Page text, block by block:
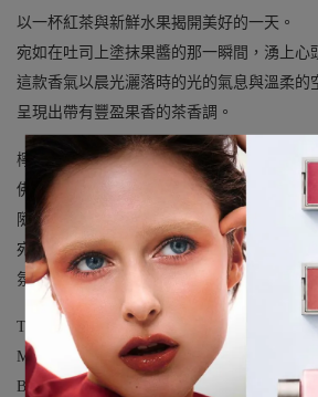
以一杯紅茶與新鮮水果揭開美好的一天。
宛如在吐司上塗抹果醬的那一瞬間，湧上心
這款香氣以晨光灑落時的光的氣息與溫柔的
呈現出帶有豐盈果香的茶香調。
檸檬草的清香包覆著溫暖香甜的印蒿（
佛手柑與天竺葵增添層次豐富的醇厚感，
隨後淡淡的廣藿香煙燻味引出令人懷念的金
宛如茶葉在蒸氣中輕盈飄散，這是一款溫柔
氛。
Top：印蒿、黑醋栗、檸檬草*
Middle：佛手柑、苦橙葉、天竺葵**
Bottom：梔子花、廣藿香、樺木